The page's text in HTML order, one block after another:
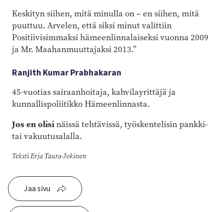
Keskityn siihen, mitä minulla on – en siihen, mitä
puuttuu. Arvelen, että siksi minut valittiin
Positiivisimmaksi hämeenlinnalaiseksi vuonna 2009
ja Mr. Maahanmuuttajaksi 2013.”
Ranjith Kumar Prabhakaran
45-vuotias sairaanhoitaja, kahvilayrittäjä ja
kunnallis­poliitikko Hämeenlinnasta.
Jos en olisinäissä tehtävissä, työskentelisin pankki-
tai vakuutusalalla.
Teksti Erja Taura-Jokinen
Jaa sivu